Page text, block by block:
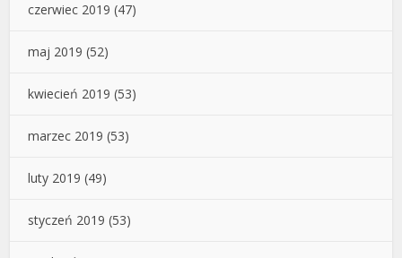
czerwiec 2019 (47)
maj 2019 (52)
kwiecień 2019 (53)
marzec 2019 (53)
luty 2019 (49)
styczeń 2019 (53)